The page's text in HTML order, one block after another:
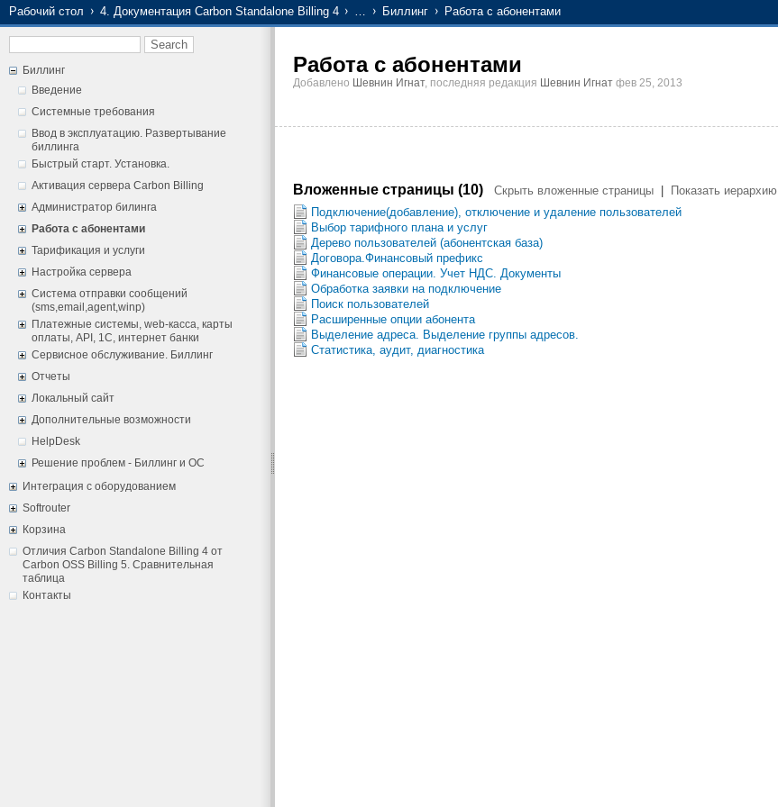
Рабочий стол 4. Документация Carbon Standalone Billing 4 … Биллинг Работа с абонентами
Биллинг
Введение
Системные требования
Ввод в эксплуатацию. Развертывание
биллинга
Быстрый старт. Установка.
Активация сервера Carbon Billing
Администратор билинга
Работа с абонентами
Тарификация и услуги
Настройка сервера
Система отправки сообщений
(sms,email,agent,winp)
Платежные системы, web-касса, карты
оплаты, API, 1С, интернет банки
Сервисное обслуживание. Биллинг
Отчеты
Локальный сайт
Дополнительные возможности
HelpDesk
Решение проблем - Биллинг и ОС
Интеграция с оборудованием
Softrouter
Корзина
Отличия Carbon Standalone Billing 4 от
Carbon OSS Billing 5. Сравнительная
таблица
Контакты
Работа с абонентами
Добавлено Шевнин Игнат, последняя редакция Шевнин Игнат фев 25, 2013
Вложенные страницы (10) Скрыть вложенные страницы
Показать иерархию
Подключение(добавление), отключение и удаление пользователей
Выбор тарифного плана и услуг
Дерево пользователей (абонентская база)
Договора.Финансовый префикс
Финансовые операции. Учет НДС. Документы
Обработка заявки на подключение
Поиск пользователей
Расширенные опции абонента
Выделение адреса. Выделение группы адресов.
Статистика, аудит, диагностика